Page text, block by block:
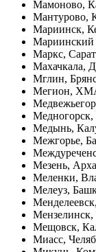
Мамоново,
Мантурово,
Мариинск,
Мариинский
Маркс,
Махачкала,
Мглин,
Мегион,
Медногорск,
Медынь,
Межгорье,
Мезень,
Меленки,
Мелеуз,
Мензелинск,
Мещовск,
Миасс,